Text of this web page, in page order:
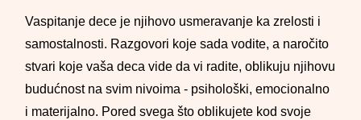
Vaspitanje dece je njihovo usmeravanje ka zrelosti i
samostalnosti. Razgovori koje sada vodite, a naročito
stvari koje vaša deca vide da vi radite, oblikuju njihovu
budućnost na svim nivoima - psihološki, emocionalno
i materijalno. Pored svega što oblikujete kod svoje